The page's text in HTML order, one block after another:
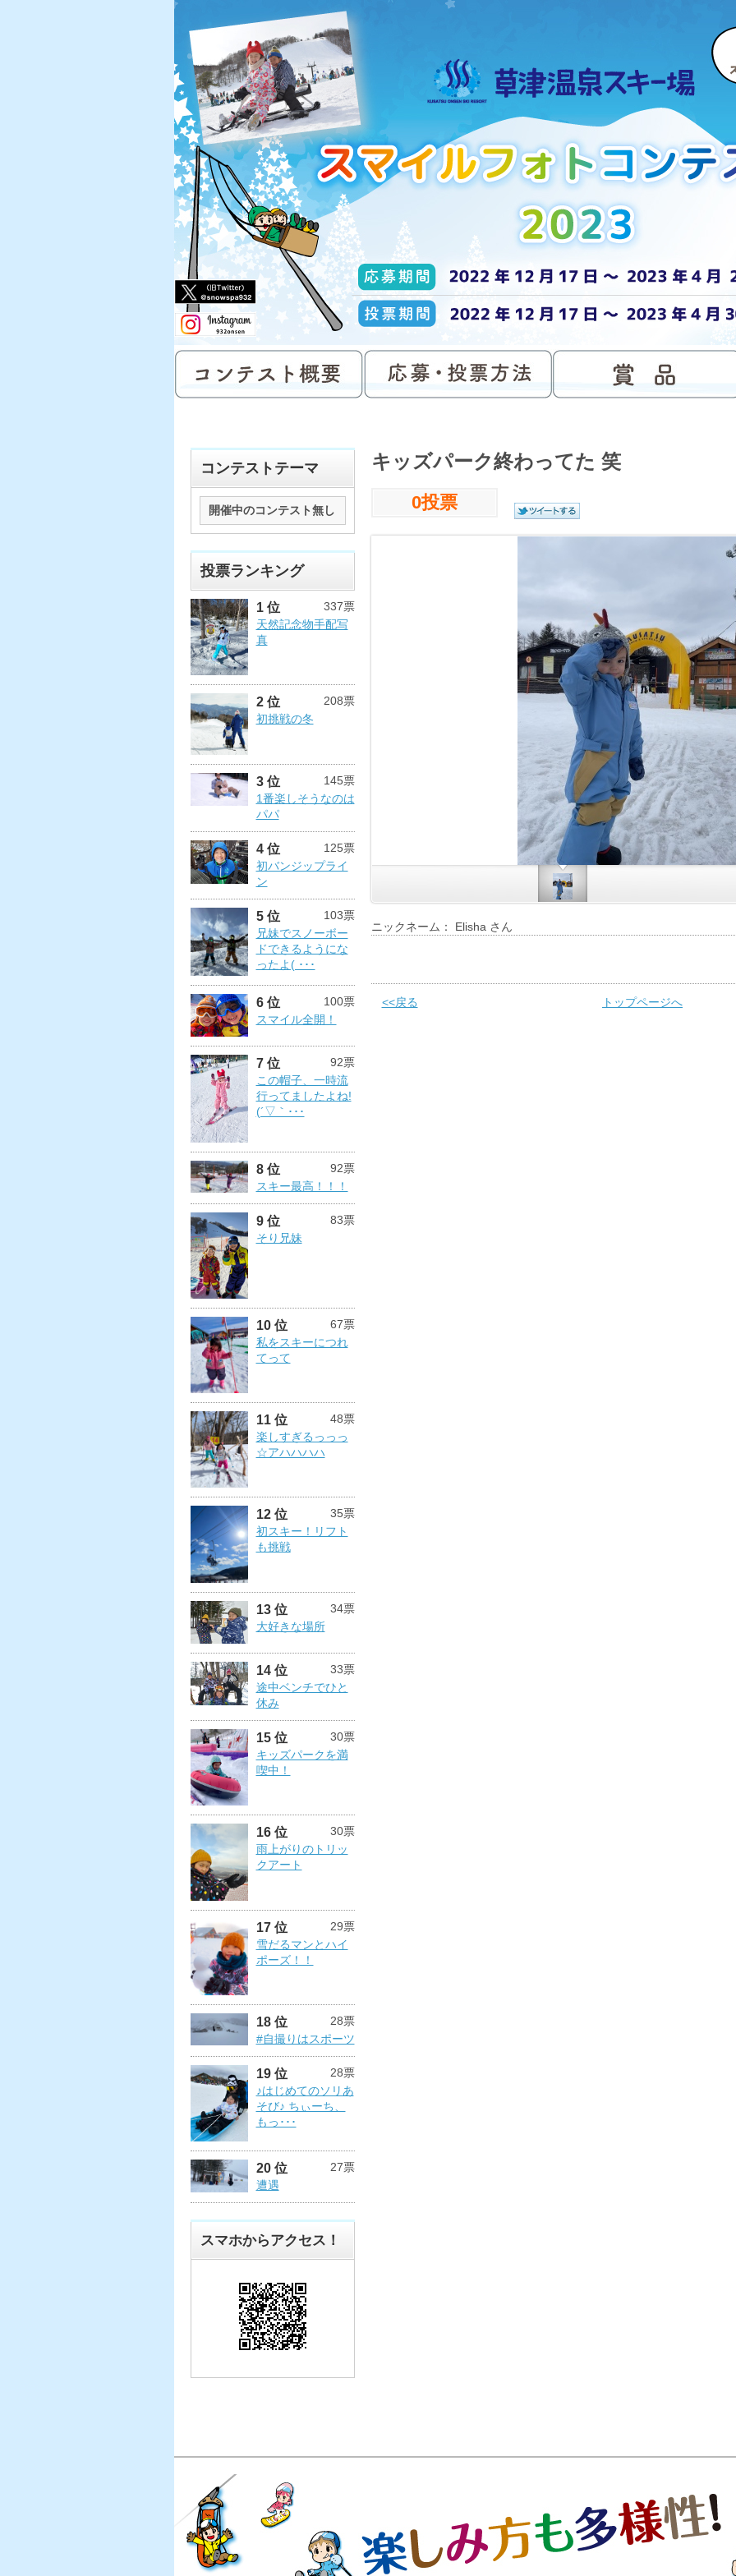
コンテストテーマ
開催中のコンテスト無し
投票ランキング
1 位
337票
天然記念物手配写
真
2 位
208票
初挑戦の冬
3 位
145票
1番楽しそうなのは
パパ
4 位
125票
初バンジップライ
ン
5 位
103票
兄妹でスノーボー
ドできるようにな
ったよ( ･･･
6 位
100票
スマイル全開！
7 位
92票
この帽子、一時流
行ってましたよね!
(´▽｀･･･
8 位
92票
スキー最高！！！
9 位
83票
そり兄妹
10 位
67票
私をスキーにつれ
てって
11 位
48票
楽しすぎるっっっ
☆アハハハハ
12 位
35票
初スキー！リフト
も挑戦
13 位
34票
大好きな場所
14 位
33票
途中ベンチでひと
休み
15 位
30票
キッズパークを満
喫中！
16 位
30票
雨上がりのトリッ
クアート
17 位
29票
雪だるマンとハイ
ポーズ！！
18 位
28票
#自撮りはスポーツ
19 位
28票
♪はじめてのソリあ
そび♪ ちぃーち、
もっ･･･
20 位
27票
遭遇
スマホからアクセス！
キッズパーク終わってた 笑
0投票
ニックネーム： Elisha さん
<<戻る トップページへ